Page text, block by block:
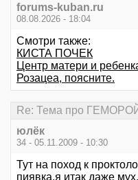
forums-kuban.ru
08.08.2026 - 18:04
Смотри также:
КИСТА ПОЧЕК
Центр матери и
Розацеа, поясните.
Re: Тема про
юлёк
34 - 05.11.2009 - 10:30
Тут на поход к
пиявка,я итак даже